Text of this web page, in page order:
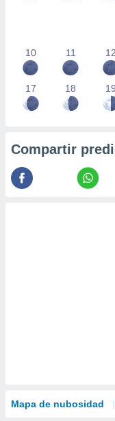
10 11 12
17 18 19
Compartir
Mapa de nubosidad